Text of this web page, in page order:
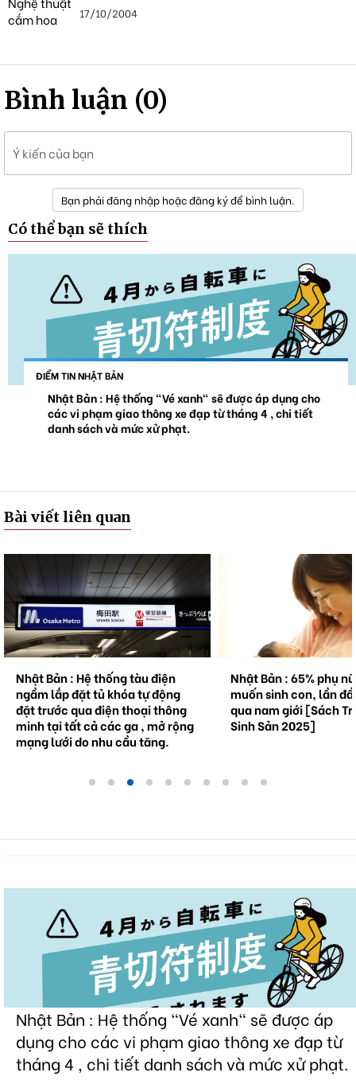
17/10/2004
Bình luận (0)
Ý kiến của bạn
Bạn phải đăng nhập hoặc đăng ký để bình luận.
Có thể bạn sẽ thích
ĐIỂM TIN NHẬT BẢN
Nhật Bản : Hệ thống "Vé xanh" sẽ được áp dụng cho
các vi phạm giao thông xe đạp từ tháng 4 , chi tiết
danh sách và mức xử phạt.
Bài viết liên quan
Nhật Bản : Hệ thống tàu điện
ngầm lắp đặt tủ khóa tự động
đặt trước qua điện thoại thông
minh tại tất cả các ga , mở rộng
mạng lưới do nhu cầu tăng.
Nhật Bản : 65% phụ
muốn sinh con, lần
qua nam giới [Sách
Sinh Sản 2025]
Nhật Bản : Hệ thống "Vé xanh" sẽ được áp
dụng cho các vi phạm giao thông xe đạp từ
tháng 4 , chi tiết danh sách và mức xử phạt.